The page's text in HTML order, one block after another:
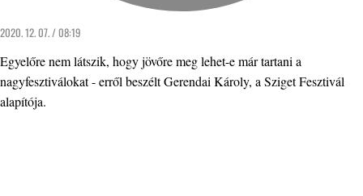
2020. 12. 07. / 08:19
Egyelőre nem látszik, hogy jövőre meg lehet-e már tartani a
nagyfesztiválokat - erről beszélt Gerendai Károly, a Sziget Fesztivál
alapítója.